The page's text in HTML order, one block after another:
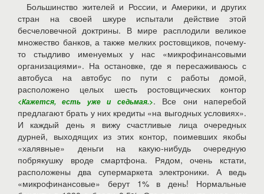
Большинство жителей и России, и Америки, и других
стран на своей шкуре испытали действие этой
бесчеловечной доктрины. В мире расплодили великое
множество банков, а также мелких ростовщиков, почему-
то стыдливо именуемых у нас «микрофинансовыми
организациями». На остановке, где я пересаживаюсь с
автобуса на автобус по пути с работы домой,
расположено целых шесть ростовщических контор
<Кажется, есть уже и седьмая.>. Все они наперебой
предлагают брать у них кредиты «на выгодных условиях».
И каждый день я вижу счастливые лица очередных
дурней, выходящих из этих контор, поимевших якобы
«халявные» деньги на какую-нибудь очередную
побрякушку вроде смартфона. Рядом, очень кстати,
расположены два супермаркета электроники. А ведь
«микрофинансовые» берут 1% в день! Нормальные